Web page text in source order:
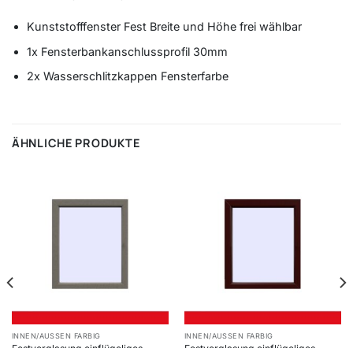
Kunststofffenster Fest Breite und Höhe frei wählbar
1x Fensterbankanschlussprofil 30mm
2x Wasserschlitzkappen Fensterfarbe
ÄHNLICHE PRODUKTE
INNEN/AUSSEN FARBIG INNEN/AUSSEN FARBIG